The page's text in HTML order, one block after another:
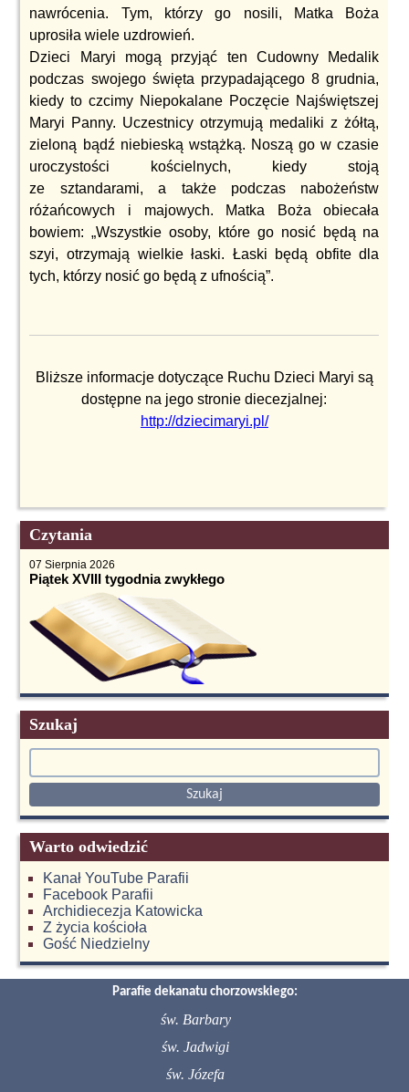
nawrócenia. Tym, którzy go nosili, Matka Boża
uprosiła wiele uzdrowień.
Dzieci Maryi mogą przyjąć ten Cudowny Medalik
podczas swojego święta przypadającego 8 grudnia,
kiedy to czcimy Niepokalane Poczęcie Najświętszej
Maryi Panny. Uczestnicy otrzymują medaliki z żółtą,
zieloną bądź niebieską wstążką. Noszą go w czasie
uroczystości kościelnych, kiedy stoją
ze sztandarami, a także podczas nabożeństw
różańcowych i majowych. Matka Boża obiecała
bowiem: „Wszystkie osoby, które go nosić będą na
szyi, otrzymają wielkie łaski. Łaski będą obfite dla
tych, którzy nosić go będą z ufnością”.
Bliższe informacje dotyczące Ruchu Dzieci Maryi są
dostępne na jego stronie diecezjalnej:
http://dziecimaryi.pl/
Czytania
07 Sierpnia 2026
Piątek XVIII tygodnia zwykłego
Szukaj
Warto odwiedzić
Kanał YouTube Parafii
Facebook Parafii
Archidiecezja Katowicka
Z życia kościoła
Gość Niedzielny
Parafie dekanatu chorzowskiego:
św. Barbary
św. Jadwigi
św. Józefa